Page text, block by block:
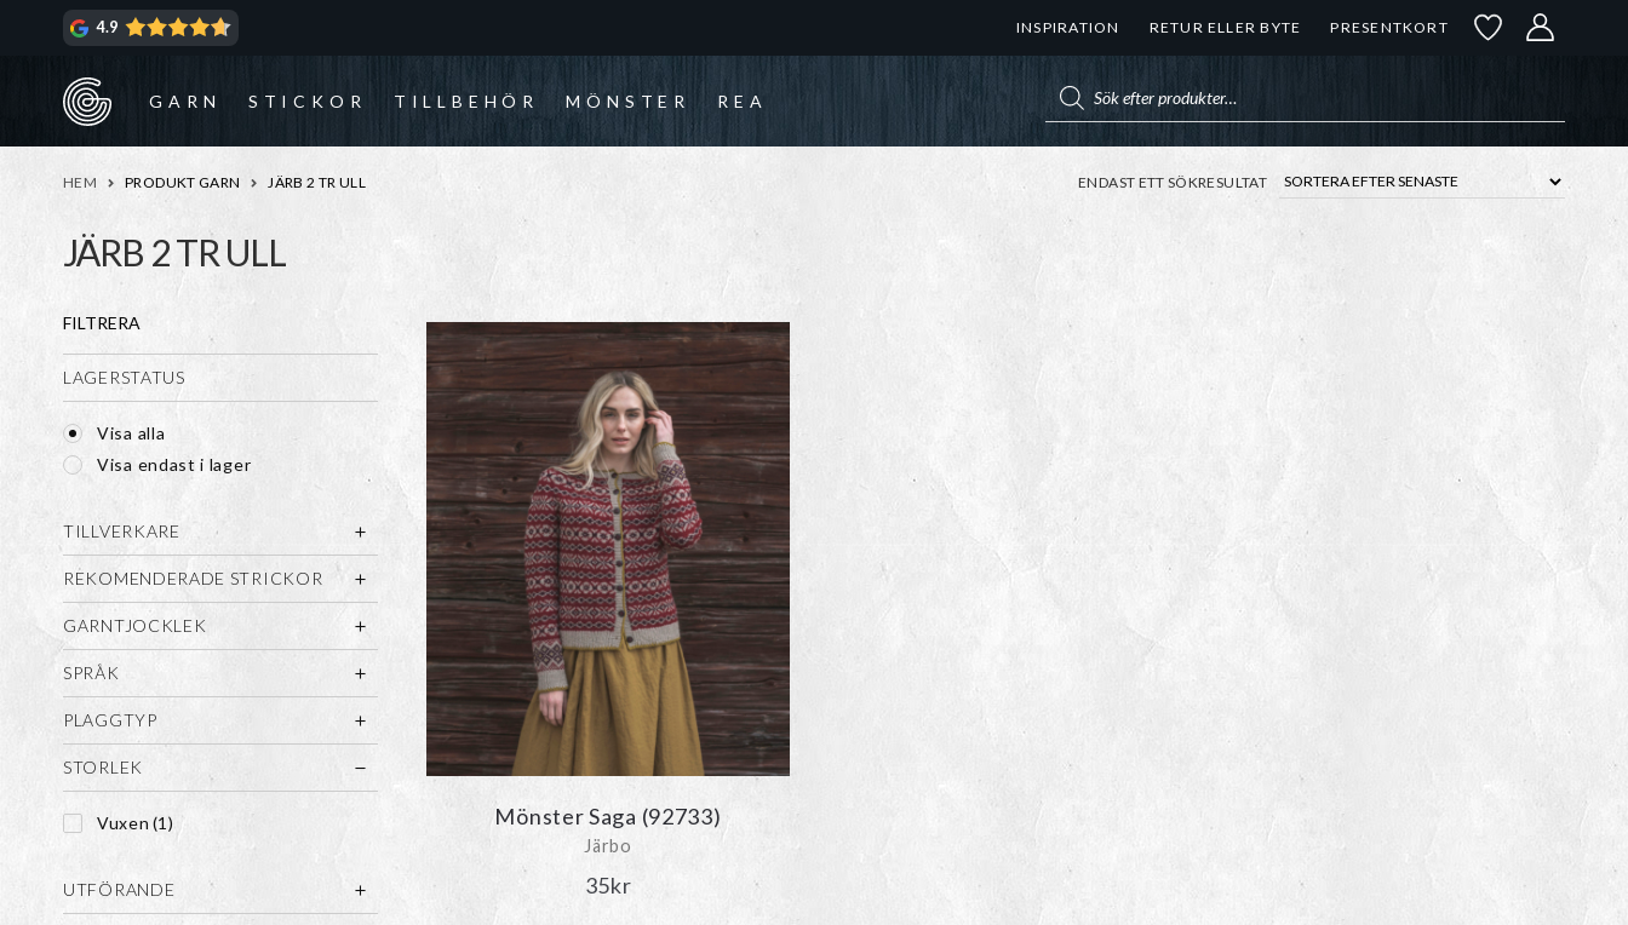
4.9 INSPIRATION RETUR ELLER BYTE PRESENTKORT
GARN STICKOR TILLBEHÖR MÖNSTER REA
HEM PRODUKT GARN JÄRB 2 TR ULL
JÄRB 2 TR ULL
ENDAST ETT SÖKRESULTAT
FILTRERA
LAGERSTATUS
Visa alla
Visa endast i lager
TILLVERKARE
REKOMENDERADE STRICKOR
GARNTJOCKLEK
SPRÅK
PLAGGTYP
STORLEK
Vuxen (1)
UTFÖRANDE
Mönster Saga (92733)
Järbo
35kr